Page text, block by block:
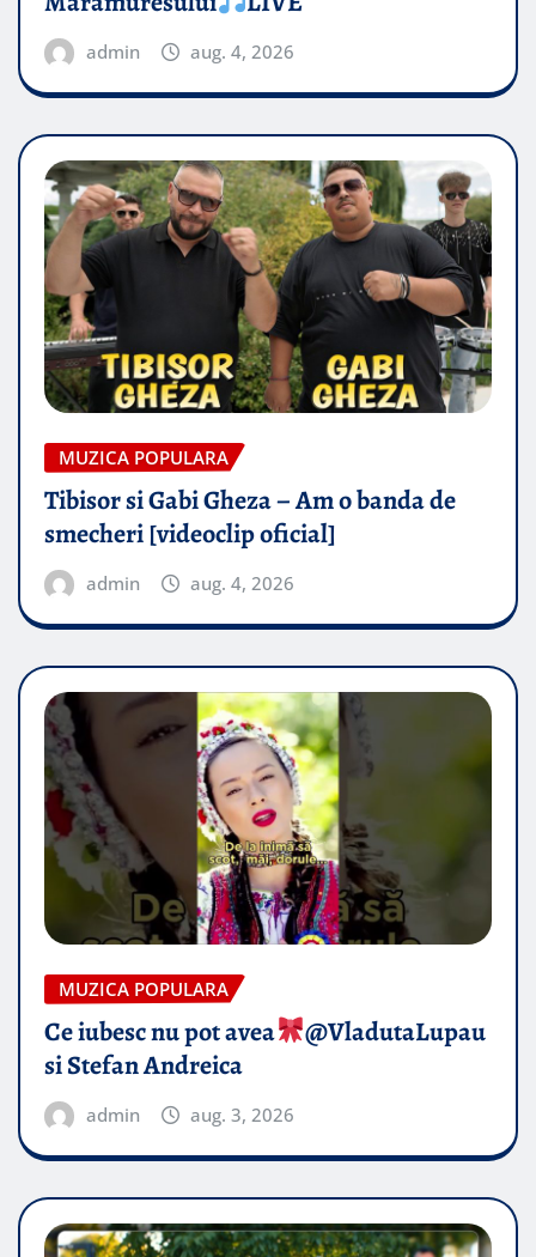
admin aug. 4, 2026
MUZICA POPULARA
Tibisor si Gabi Gheza – Am o banda de
smecheri [videoclip oficial]
admin aug. 4, 2026
MUZICA POPULARA
Ce iubesc nu pot avea
​@VladutaLupau
si Stefan Andreica
admin aug. 3, 2026